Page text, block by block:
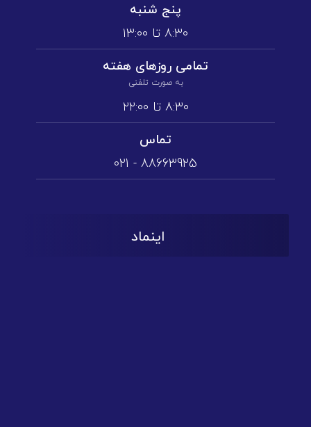
پنج شنبه
۸:۳۰ تا ۱3:۰۰
تمامی روز‌های هفته
به صورت تلفنی
۸:۳۰ تا ۲۲:۰۰
تماس
88663925 - 021
اینماد